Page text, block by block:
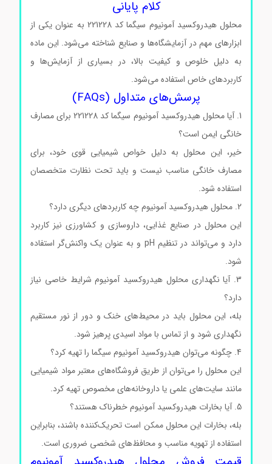
کلام پایانی
محلول هیدروکسید آمونیوم سیگما کد 221228 به عنوان یکی از
ابزارهای مهم در آزمایشگاه‌ها و صنایع شناخته می‌شود. این ماده
به دلیل خلوص و کیفیت بالا، در بسیاری از آزمایش‌ها و
کاربردهای خاص استفاده می‌شود.
پرسش‌های متداول (FAQs)
1. آیا محلول هیدروکسید آمونیوم سیگما کد 221228 برای مصارف
خانگی ایمن است؟
خیر، این محلول به دلیل خواص شیمیایی قوی خود، برای
مصارف خانگی مناسب نیست و باید تحت نظارت متخصصان
استفاده شود.
این محلول در صنایع غذایی، داروسازی و کشاورزی نیز کاربرد
دارد و می‌تواند در تنظیم pH و به عنوان یک واکنش‌گر استفاده
شود.
3. آیا نگهداری محلول هیدروکسید آمونیوم شرایط خاصی نیاز
دارد؟
بله، این محلول باید در محیط‌های خنک و دور از نور مستقیم
نگهداری شود و از تماس با مواد اسیدی پرهیز شود.
این محلول را می‌توان از طریق فروشگاه‌های معتبر مواد شیمیایی
مانند سایت‌های علمی یا داروخانه‌های مخصوص تهیه کرد.
بله، بخارات این محلول ممکن است تحریک‌کننده باشند، بنابراین
استفاده از تهویه مناسب و محافظ‌های شخصی ضروری است.